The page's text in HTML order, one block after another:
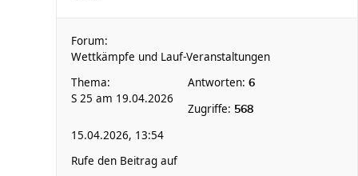
Forum:
Wettkämpfe und Lauf-Veranstaltungen
Thema:
S 25 am 19.04.2026
Antworten: 6
Zugriffe: 568
15.04.2026, 13:54
Rufe den Beitrag auf